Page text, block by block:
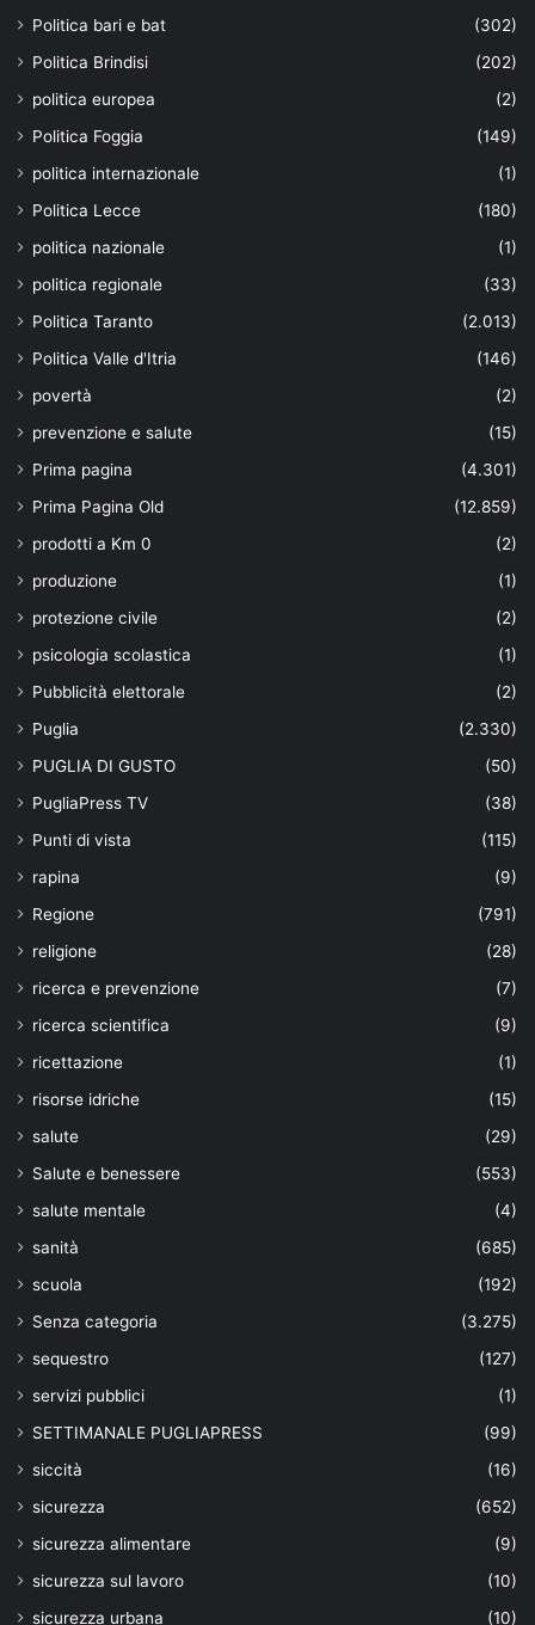
Politica bari e bat
(302)
Politica Brindisi
(202)
politica europea
(2)
Politica Foggia
(149)
politica internazionale
(1)
Politica Lecce
(180)
politica nazionale
(1)
politica regionale
(33)
Politica Taranto
(2.013)
Politica Valle d'Itria
(146)
povertà
(2)
prevenzione e salute
(15)
Prima pagina
(4.301)
Prima Pagina Old
(12.859)
prodotti a Km 0
(2)
produzione
(1)
protezione civile
(2)
psicologia scolastica
(1)
Pubblicità elettorale
(2)
Puglia
(2.330)
PUGLIA DI GUSTO
(50)
PugliaPress TV
(38)
Punti di vista
(115)
rapina
(9)
Regione
(791)
religione
(28)
ricerca e prevenzione
(7)
ricerca scientifica
(9)
ricettazione
(1)
risorse idriche
(15)
salute
(29)
Salute e benessere
(553)
salute mentale
(4)
sanità
(685)
scuola
(192)
Senza categoria
(3.275)
sequestro
(127)
servizi pubblici
(1)
SETTIMANALE PUGLIAPRESS
(99)
siccità
(16)
sicurezza
(652)
sicurezza alimentare
(9)
sicurezza sul lavoro
(10)
sicurezza urbana
(10)